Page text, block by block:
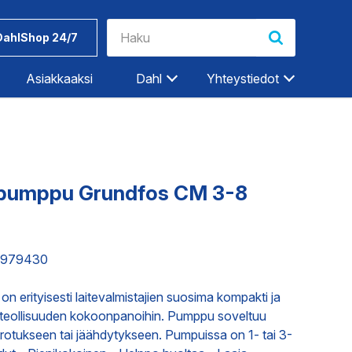
24/7
Salo
Vantaa
Asiakkaaksi Dahl Yhteystiedot
Grundfos CM 3-8
erityisesti laitevalmistajien suosima kompakti ja
kokoonpanoihin. Pumppu soveltuu
tai jäähdytykseen. Pumpuissa on 1- tai 3-